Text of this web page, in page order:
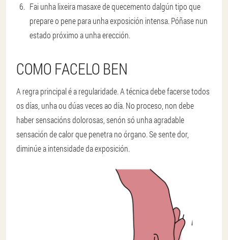
Fai unha lixeira masaxe de quecemento dalgún tipo que
prepare o pene para unha exposición intensa. Póñase nun
estado próximo a unha erección.
COMO FACELO BEN
A regra principal é a regularidade. A técnica debe facerse todos
os días, unha ou dúas veces ao día. No proceso, non debe
haber sensacións dolorosas, senón só unha agradable
sensación de calor que penetra no órgano. Se sente dor,
diminúe a intensidade da exposición.